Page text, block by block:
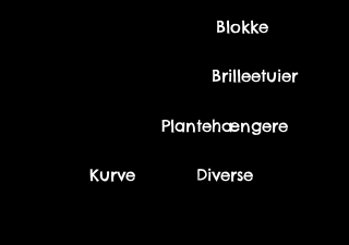
Blokke
Brilleetuier
Plantehængere
Kurve Diverse